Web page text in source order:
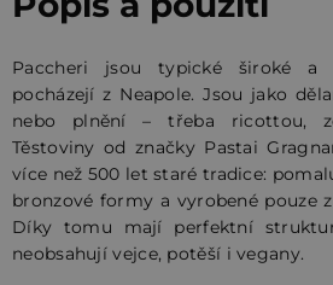
Paccheri jsou typické široké a
pocházejí z Neapole. Jsou jako
nebo plnění – třeba ricottou,
Těstoviny od značky Pastai
více než 500 let staré tradice:
bronzové formy a vyrobené pouze
Díky tomu mají perfektní
neobsahují vejce, potěší i vegany.